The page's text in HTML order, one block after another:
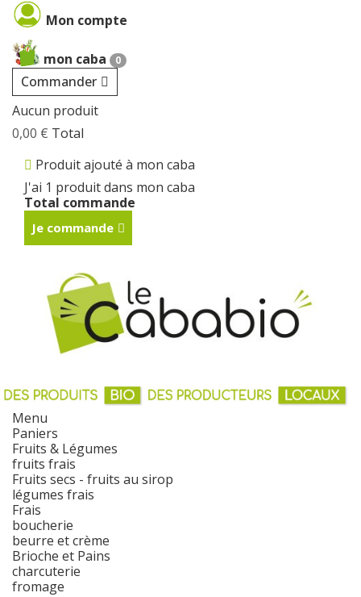
Mon compte
mon caba 0
Commander
Aucun produit
0,00 € Total
Produit ajouté à mon caba
J'ai 1 produit dans mon caba
Total commande
Je commande
Menu
Paniers
Fruits & Légumes
fruits frais
Fruits secs - fruits au sirop
légumes frais
Frais
boucherie
beurre et crème
Brioche et Pains
charcuterie
fromage
Cookies management panel